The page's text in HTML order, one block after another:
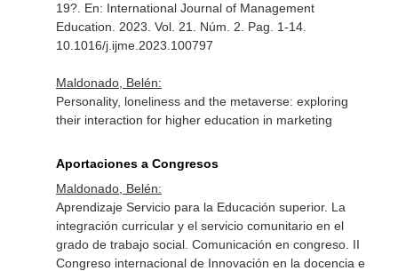
19?. En: International Journal of Management
Education . 2023. Vol. 21. Núm. 2. Pag. 1-14.
10.1016/j.ijme.2023.100797
Maldonado, Belén:
Personality, loneliness and the metaverse: exploring
their interaction for higher education in marketing
Aportaciones a Congresos
Maldonado, Belén:
Aprendizaje Servicio para la Educación superior. La
integración curricular y el servicio comunitario en el
grado de trabajo social. Comunicación en congreso. II
Congreso internacional de Innovación en la docencia e